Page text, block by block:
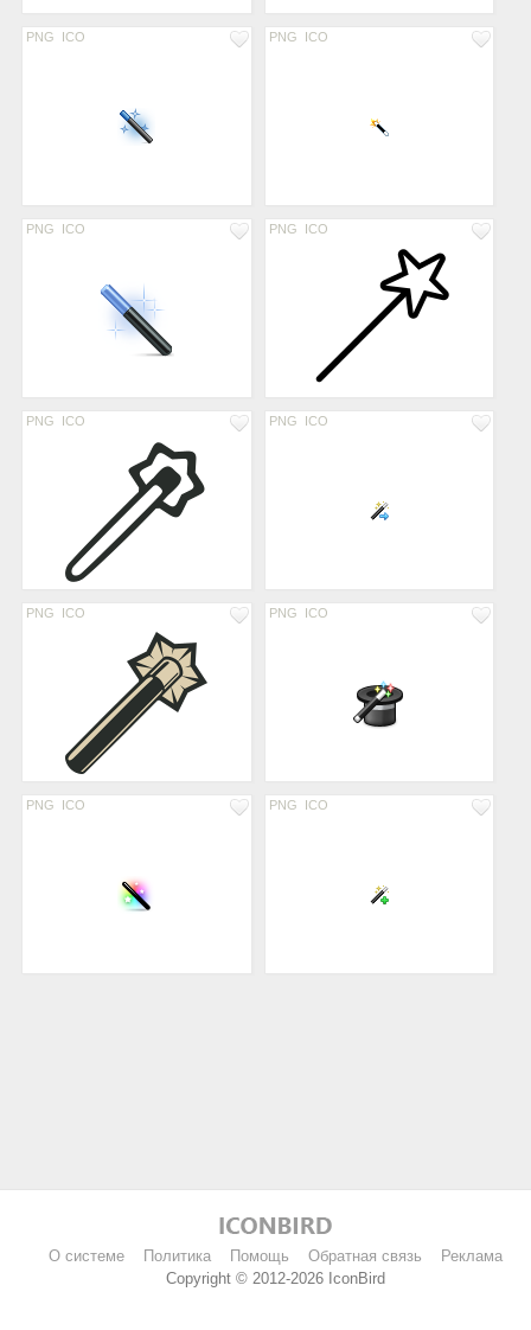
PNG ICO PNG ICO
PNG ICO PNG ICO
PNG ICO PNG ICO
PNG ICO PNG ICO
PNG ICO PNG ICO
О системе Политика Помощь Обратная связь
Реклама
Copyright © 2012-2026 IconBird